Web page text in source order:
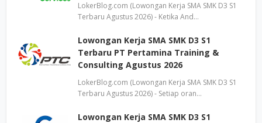
LokerBlog.com (Lowongan Kerja SMA SMK D3 S1
Terbaru Agustus 2026) - Ketika And…
Lowongan Kerja SMA SMK D3 S1
Terbaru PT Pertamina Training &
Consulting Agustus 2026
LokerBlog.com (Lowongan Kerja SMA SMK D3 S1
Terbaru Agustus 2026) - Setiap oran…
Lowongan Kerja SMA SMK D3 S1